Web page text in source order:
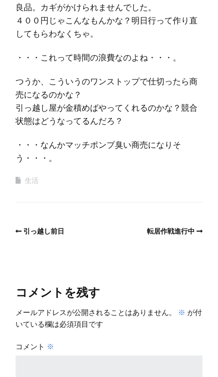
良品。カギがかけられませんでした。
４００円じゃこんなもんかな？明日行って作り直
してもらわなくちゃ。
・・・これって時間の浪費なのよね・・・。
つうか、こういうのワンストップで仕切ったら商
売になるのかな？
引っ越し屋が金積めばやってくれるのかな？競合
状態はどうなってるんだろ？
・・・なんかマッチポンプ臭い商売になりそ
う・・・。
生活
引っ越し前日 転居作戦進行中
コメントを残す
メールアドレスが公開されることはありません。 ※ が付
いている欄は必須項目です
コメント ※